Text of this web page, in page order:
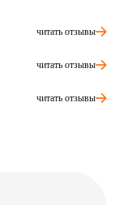
читать отзывы
читать отзывы
читать отзывы